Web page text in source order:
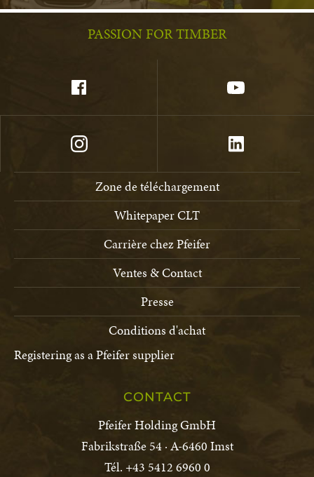
PASSION FOR TIMBER
Zone de téléchargement
Whitepaper CLT
Carrière chez Pfeifer
Ventes & Contact
Presse
Conditions d'achat
Registering as a Pfeifer supplier
CONTACT
Pfeifer Holding GmbH
Fabrikstraße 54 · A-6460 Imst
Tél. +43 5412 6960 0